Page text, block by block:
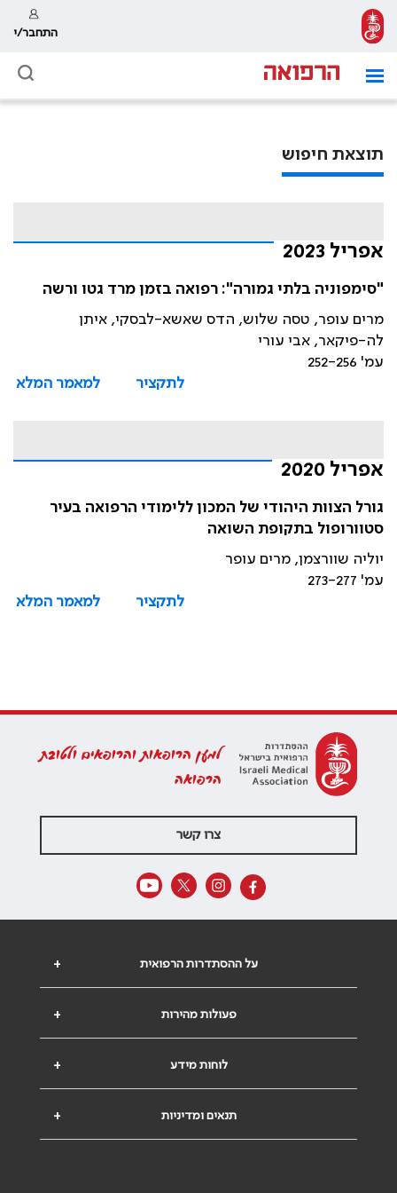
התחבר/י
תוצאת חיפוש
אפריל 2023
"סימפוניה בלתי גמורה": רפואה בזמן מרד גטו ורשה
מרים עופר, טסה שלוש, הדס שאשא-לבסקי, איתן
לה-פיקאר, אבי עורי
עמ' 252-256
לתקציר
למאמר המלא
אפריל 2020
גורל הצוות היהודי של המכון ללימודי הרפואה בעיר
סטוורופול בתקופת השואה
יוליה שוורצמן, מרים עופר
עמ' 273-277
לתקציר
למאמר המלא
למען הרופאות והרופאים ולטובת
הרפואה
צרו קשר
+ על ההסתדרות הרפואית
+ פעולות מהירות
+ לוחות מידע
+ תנאים ומדיניות